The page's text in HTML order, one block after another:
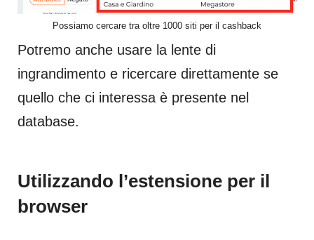
Possiamo cercare tra oltre 1000 siti per il cashback
Potremo anche usare la lente di
ingrandimento e ricercare direttamente se
quello che ci interessa è presente nel
database.
Utilizzando l’estensione per il
browser